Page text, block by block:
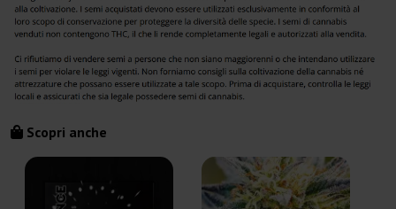
Scopri anche